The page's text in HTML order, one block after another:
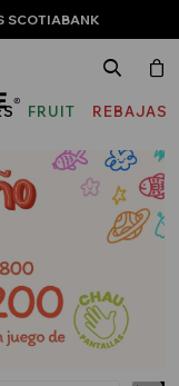
SCOTIABANK
FRUIT
THE
LOOM
REBAJAS